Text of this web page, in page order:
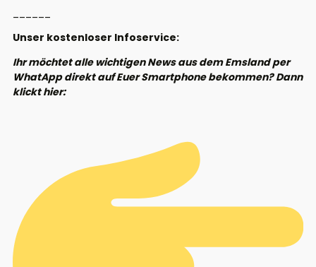
Unser kostenloser Infoservice:
Ihr möchtet alle wichtigen News aus dem Emsland per
WhatApp direkt auf Euer Smartphone bekommen? Dann
klickt hier: